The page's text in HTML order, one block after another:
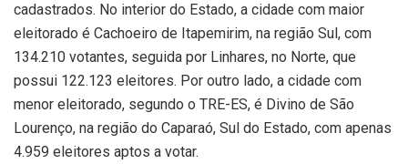
cadastrados. No interior do Estado, a cidade com maior
eleitorado é Cachoeiro de Itapemirim, na região Sul, com
134.210 votantes, seguida por Linhares, no Norte, que
possui 122.123 eleitores. Por outro lado, a cidade com
menor eleitorado, segundo o TRE-ES, é Divino de São
Lourenço, na região do Caparaó, Sul do Estado, com apenas
4.959 eleitores aptos a votar.